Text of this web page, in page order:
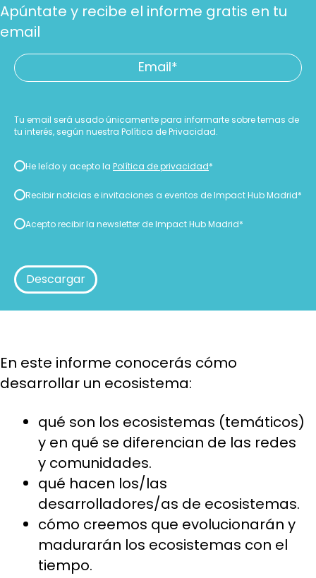
Apúntate y recibe el informe gratis en tu
email
Email
*
Tu email será usado únicamente para informarte sobre temas de
tu interés, según nuestra Política de Privacidad.
Consentimiento
*
He leído y acepto la Política de privacidad*
Consentimiento
*
Recibir noticias e invitaciones a eventos de Impact Hub Madrid*
Consentimiento
Acepto recibir la newsletter de Impact Hub Madrid*
En este informe conocerás cómo
desarrollar un ecosistema:
qué son los ecosistemas (temáticos)
y en qué se diferencian de las redes
y comunidades.
qué hacen los/las
desarrolladores/as de ecosistemas.
cómo creemos que evolucionarán y
madurarán los ecosistemas con el
tiempo.